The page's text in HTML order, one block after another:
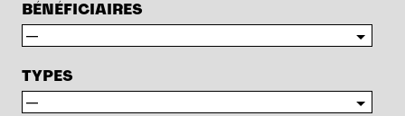
BÉNÉFICIAIRES
TYPES